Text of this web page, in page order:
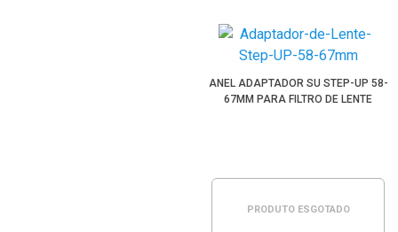
ANEL ADAPTADOR SU STEP-UP 58-
67MM PARA FILTRO DE LENTE
PRODUTO ESGOTADO